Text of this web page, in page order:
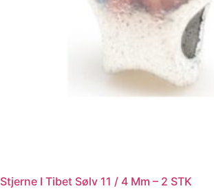
Stjerne I Tibet Sølv 11 / 4 Mm – 2 STK